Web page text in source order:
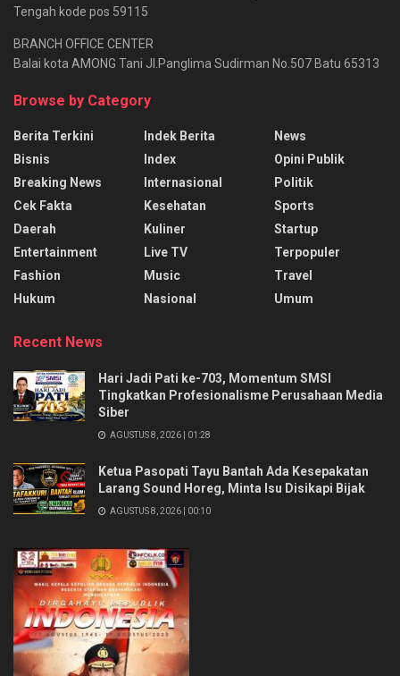
Tengah kode pos 59115
BRANCH OFFICE CENTER
Balai kota AMONG Tani Jl.Panglima Sudirman No.507 Batu 65313
Browse by Category
Berita Terkini
Bisnis
Breaking News
Cek Fakta
Daerah
Entertainment
Fashion
Hukum
Indek Berita
Index
Internasional
Kesehatan
Kuliner
Live TV
Music
Nasional
News
Opini Publik
Politik
Sports
Startup
Terpopuler
Travel
Umum
Recent News
Hari Jadi Pati ke-703, Momentum SMSI
Tingkatkan Profesionalisme Perusahaan Media
Siber
AGUSTUS 8, 2026 | 01:28
Ketua Pasopati Tayu Bantah Ada Kesepakatan
Larang Sound Horeg, Minta Isu Disikapi Bijak
AGUSTUS 8, 2026 | 00:10